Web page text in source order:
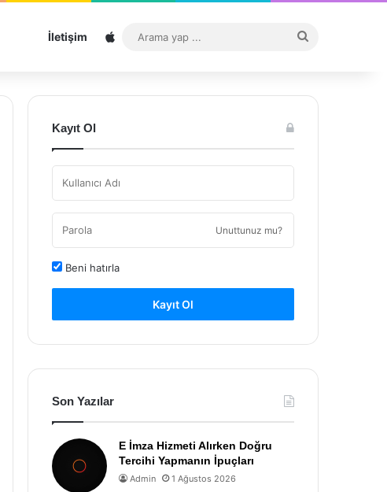
İletişim Sitemap
...
Kayıt Ol
Unuttunuz mu?
Beni hatırla
Kayıt Ol
Son Yazılar
E İmza Hizmeti Alırken Doğru
Tercihi Yapmanın İpuçları
Admin 1 Ağustos 2026